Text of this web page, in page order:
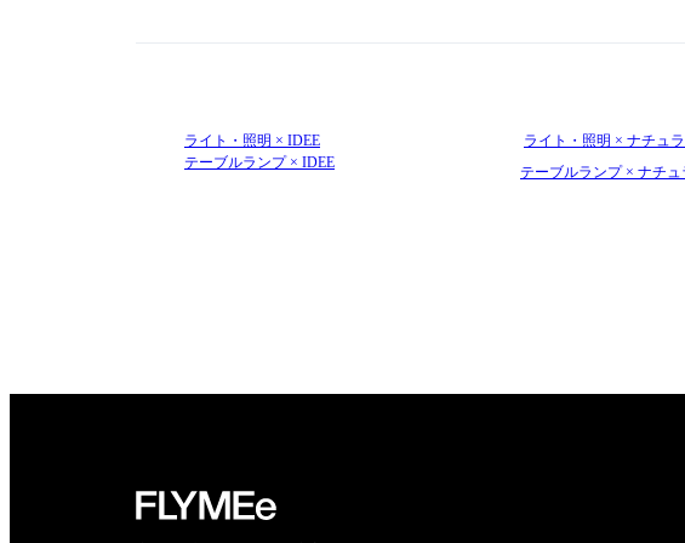
ライト・照明 × IDEE ライト・照明 × ナチュ
テーブルランプ × IDEE
テーブルランプ × ナチュ